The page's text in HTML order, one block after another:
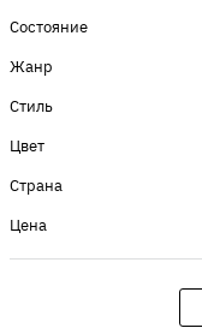
Состояние
Жанр
Стиль
Цвет
Страна
Цена